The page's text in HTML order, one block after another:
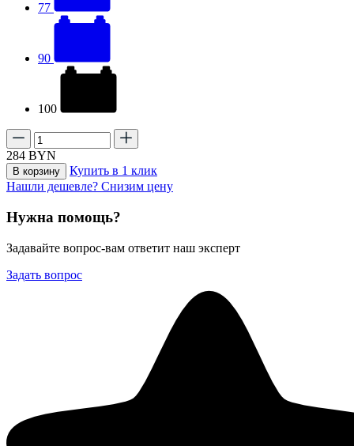
77
90
100
284 BYN
В корзину
Купить в 1 клик
Нашли дешевле? Снизим цену
Нужна помощь?
Задавайте вопрос-вам ответит наш эксперт
Задать вопрос